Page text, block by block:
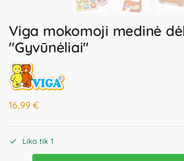
Viga mokomoji medinė
"Gyvūnėliai"
16,99 €
Liko tik 1